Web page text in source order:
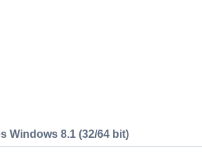
Windows 8.1 (32/64 bit)